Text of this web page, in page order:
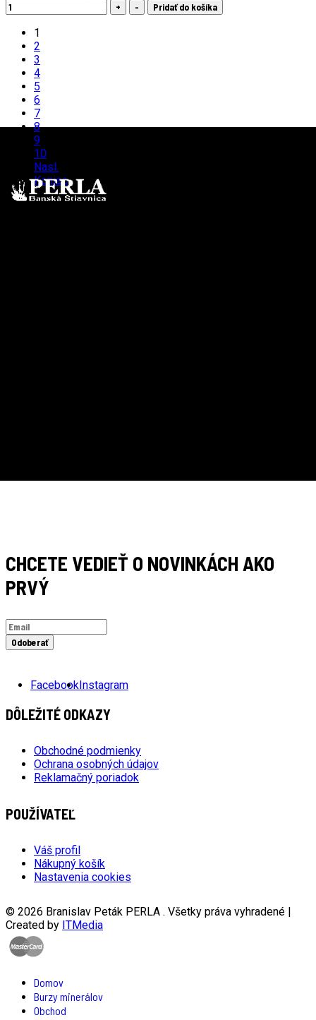
1
2
3
4
5
6
7
8
9
10
Nasl.
Koniec
Strana 1 z 31
CHCETE VEDIEŤ O NOVINKÁCH AKO
PRVÝ
Odoberať
FacebookInstagram
DÔLEŽITÉ ODKAZY
Obchodné podmienky
Ochrana osobných údajov
Reklamačný poriadok
POUŽÍVATEĽ
Váš profil
Nákupný košík
Nastavenia cookies
© 2026 Branislav Peták PERLA . Všetky práva vyhradené |
Created by ITMedia
Domov
Burzy minerálov
Obchod